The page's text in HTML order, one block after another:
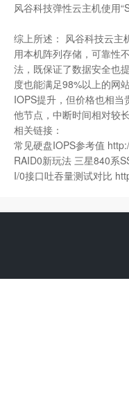
风谷科技弹性云主机使用
综上所述： 风谷科技云主
用本机阵列存储，可靠性
法，既保证了数据安全也
度也能满足98%以上的网
IOPS提升，但价格也相当
他节点，中断时间相对较
相关链接：
常见硬盘IOPS参考值
RAID0新玩法 三星840系
I/0接口吐吞量测试对比